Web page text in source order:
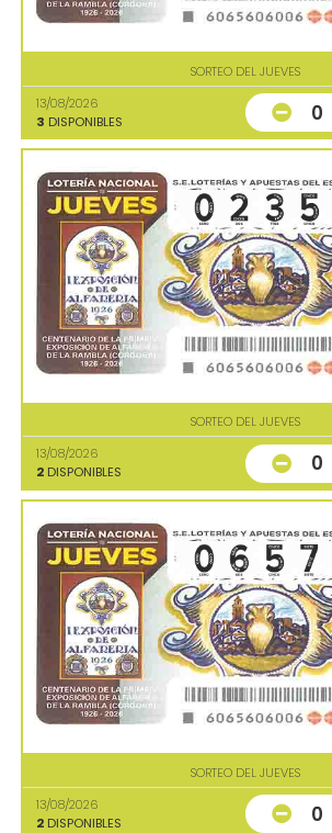
SORTEO DEL JUEVES
13/08/2026
3 DISPONIBLES 0
SORTEO DEL JUEVES
13/08/2026
2 DISPONIBLES 0
SORTEO DEL JUEVES
13/08/2026
2 DISPONIBLES 0